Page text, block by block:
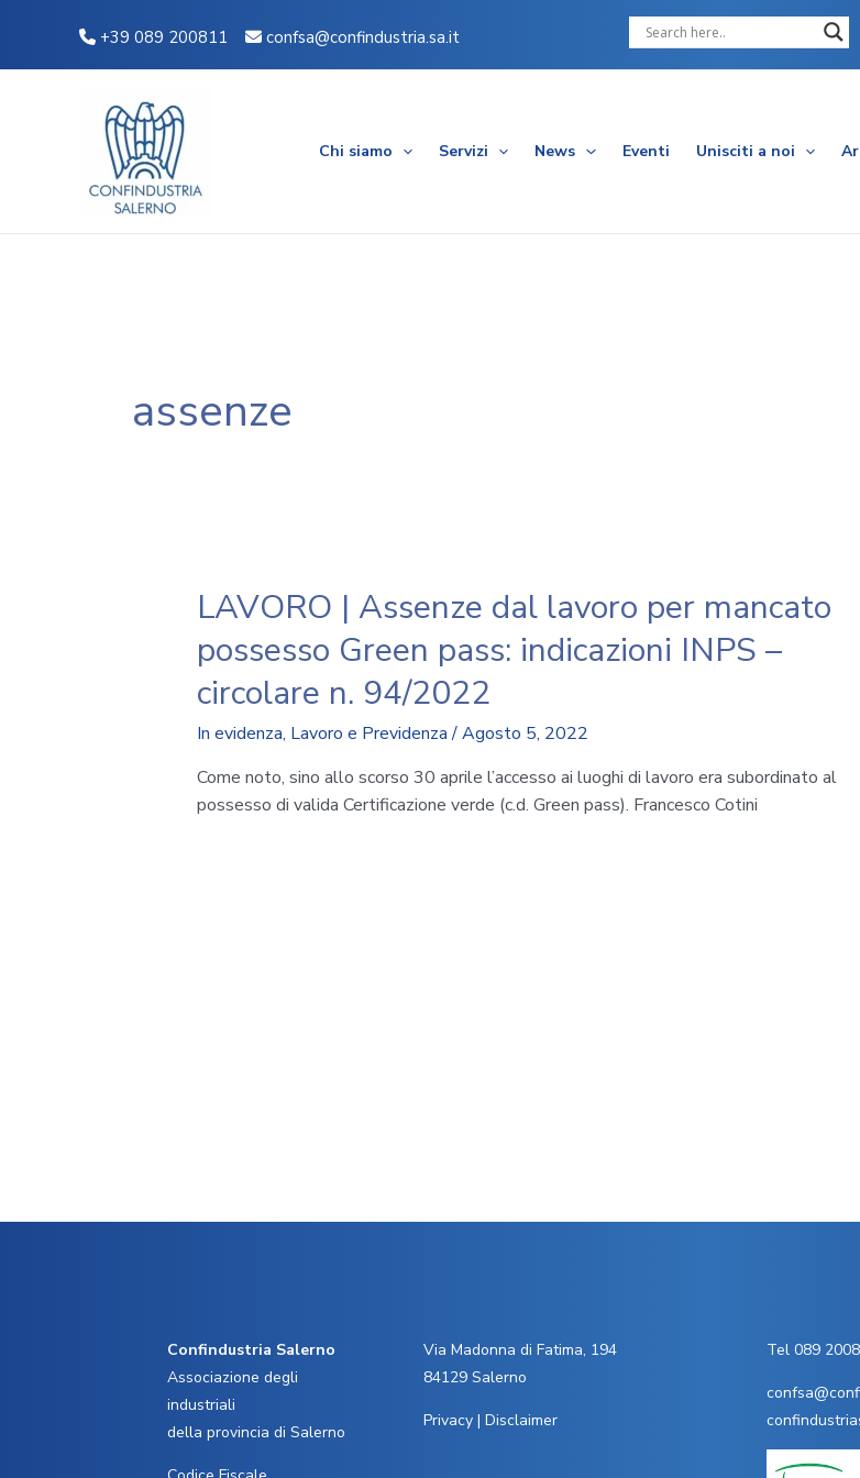
contenuto
+39 089 200811 confsa@confindustria.sa.it
Chi siamo Servizi News Eventi Unisciti a noi
assenze
LAVORO | Assenze dal lavoro per mancato
possesso Green pass: indicazioni INPS –
circolare n. 94/2022
In evidenza, Lavoro e Previdenza/Agosto 5, 2022
Come noto, sino allo scorso 30 aprile l’accesso ai luoghi di lavoro era subordinato al
possesso di valida Certificazione verde (c.d. Green pass). Francesco Cotini
Confindustria Salerno
Associazione degli
industriali
della provincia di Salerno
Via Madonna di Fatima, 194
84129 Salerno
Privacy| Disclaimer
Tel 089